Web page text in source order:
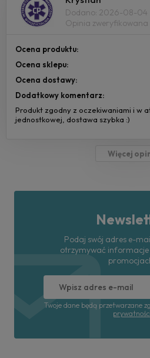
Dodano: 2026-08-04
Opinia zweryfikowana
Ocena produktu:
Ocena sklepu:
Ocena dostawy:
Dodatkowy komentarz:
Produkt zgodny z oczekiwaniami i w
jednostkowej, dostawa szybka :)
Więcej
Podaj swój adres e-
otrzymywać informacje
Twoje dane będą przetwarzane
prywatności